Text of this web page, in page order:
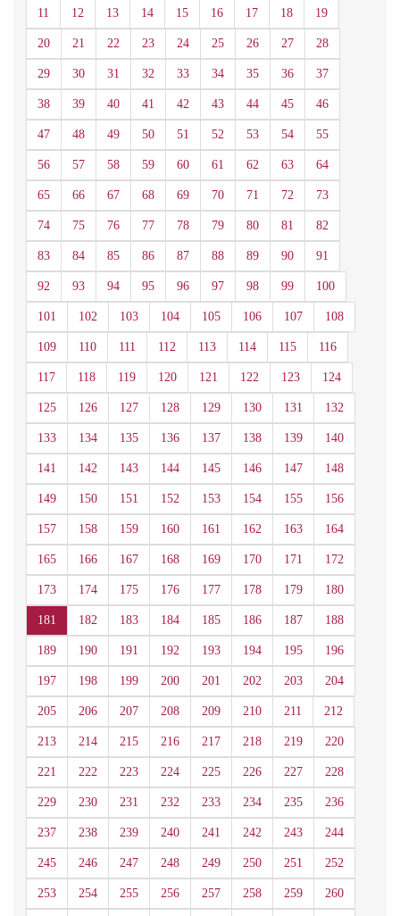
11 12 13 14 15 16 17 18 19
20 21 22 23 24 25 26 27 28
29 30 31 32 33 34 35 36 37
38 39 40 41 42 43 44 45 46
47 48 49 50 51 52 53 54 55
56 57 58 59 60 61 62 63 64
65 66 67 68 69 70 71 72 73
74 75 76 77 78 79 80 81 82
83 84 85 86 87 88 89 90 91
92 93 94 95 96 97 98 99 100
101 102 103 104 105 106 107 108
109 110 111 112 113 114 115 116
117 118 119 120 121 122 123 124
125 126 127 128 129 130 131 132
133 134 135 136 137 138 139 140
141 142 143 144 145 146 147 148
149 150 151 152 153 154 155 156
157 158 159 160 161 162 163 164
165 166 167 168 169 170 171 172
173 174 175 176 177 178 179 180
181 182 183 184 185 186 187 188
189 190 191 192 193 194 195 196
197 198 199 200 201 202 203 204
205 206 207 208 209 210 211 212
213 214 215 216 217 218 219 220
221 222 223 224 225 226 227 228
229 230 231 232 233 234 235 236
237 238 239 240 241 242 243 244
245 246 247 248 249 250 251 252
253 254 255 256 257 258 259 260